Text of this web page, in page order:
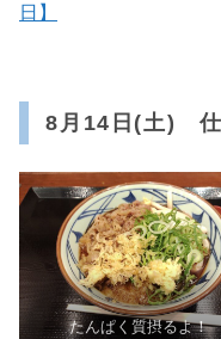
日】
8月14日(土)
たんぱく質摂るよ！